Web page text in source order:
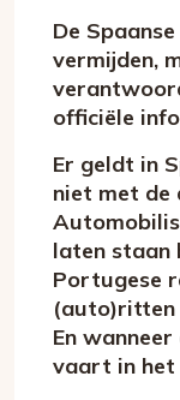
De
vermijden,
officiële
Er geldt in
niet met de
laten staan
Portugese
(auto)ritten
En
vaart in het